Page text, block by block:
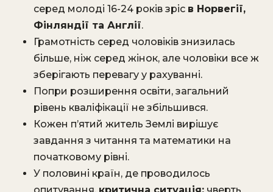
серед молоді 16-24 років зріс в Норвегії,
Фінляндії та Англії.
Грамотність серед чоловіків знизилась
більше, ніж серед жінок, але чоловіки все ж
зберігають перевагу у рахуванні.
Попри розширення освіти, загальний
рівень кваліфікації не збільшився.
Кожен п’ятий житель Землі вирішує
завдання з читання та математики на
початковому рівні.
У половині країн, де проводилось
опитування, критична ситуація: чверть